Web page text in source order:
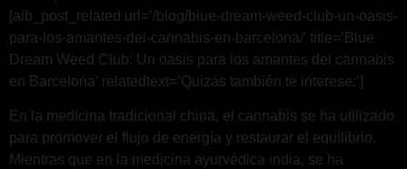
[aib_post_related url=’/blog/blue-dream-weed-club-un-oasis-
para-los-amantes-del-cannabis-en-barcelona/’ title=’Blue
Dream Weed Club: Un oasis para los amantes del cannabis
en Barcelona’ relatedtext=’Quizás también te interese:’]
En la medicina tradicional china, el cannabis se ha utilizado
para promover el flujo de energía y restaurar el equilibrio.
Mientras que en la medicina ayurvédica india, se ha